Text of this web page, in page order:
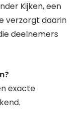
Kijken, een
verzorgt daarin
deelnemers
exacte